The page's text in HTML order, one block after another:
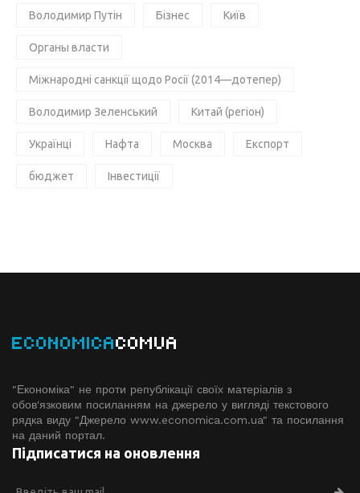
Володимир Путін Бізнес Київ
Органы власти
Міжнародні санкції щодо Росії (2014—дотепер)
Володимир Зеленський Китай (регіон)
Українці Нафта Москва Експорт
бюджет Інвестиції
ECONOMICACOMUA
"Економіка" не проти републікації своїх матеріалів з
обов'язковим посиланням на джерело у вигляді текстового
рядка виду "Джерело www.economiсa.com.ua" та посилання
на даний портал.
Підписатися на оновлення